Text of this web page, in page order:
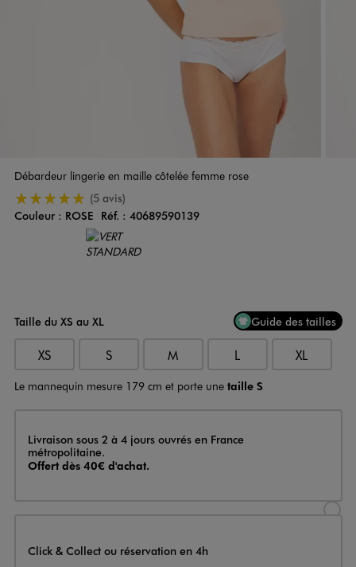
Débardeur lingerie en maille côtelée femme rose
5/5 de moyenne(5 avis)
Couleur
Couleur : ROSE Réf. : 40689590139
Choisissez votre Couleur
Taille du XS au XL Guide des tailles
XS S M L XL
Le mannequin mesure 179 cm et porte une taille S
Livraison
Livraison sous 2 à 4 jours ouvrés en France
métropolitaine.
Offert dès 40€ d'achat.
Click & Collect ou réservation en 4h